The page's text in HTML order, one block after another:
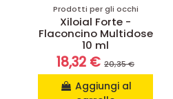
Prodotti per gli occhi
Xiloial Forte -
Flaconcino Multidose
10 ml
18,32 € 20,35 €
Aggiungi al